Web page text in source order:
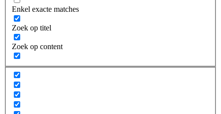
Enkel exacte matches
Zoek op titel
Zoek op content